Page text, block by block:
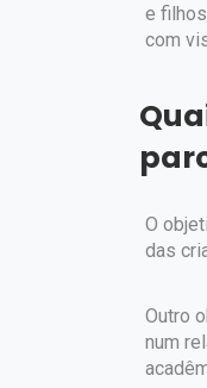
e
com
O
das
Outro
num